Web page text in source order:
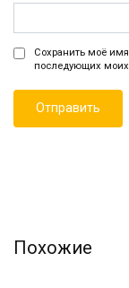
Сохранить моё
последующих
Похожие